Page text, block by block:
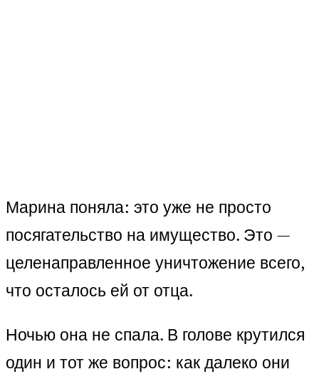
Марина поняла: это уже не просто
посягательство на имущество. Это —
целенаправленное уничтожение всего,
что осталось ей от отца.
Ночью она не спала. В голове крутился
один и тот же вопрос: как далеко они